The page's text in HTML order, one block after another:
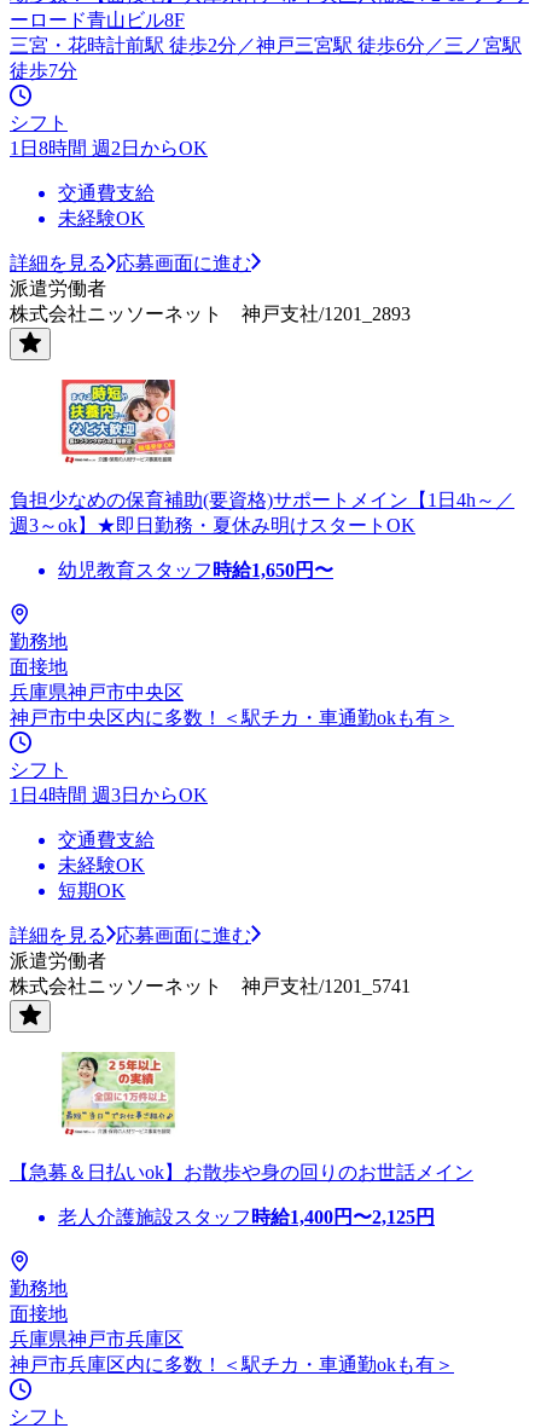
ーロード青山ビル8F
三宮・花時計前駅 徒歩2分／神戸三宮駅 徒歩6分／三ノ宮駅
徒歩7分
シフト
1日8時間 週2日からOK
交通費支給
未経験OK
詳細を見る
応募画面に進む
派遣労働者
株式会社ニッソーネット 神戸支社/1201_2893
負担少なめの保育補助(要資格)サポートメイン【1日4h～／
週3～ok】★即日勤務・夏休み明けスタートOK
幼児教育スタッフ 時給1,650円〜
勤務地
面接地
兵庫県神戸市中央区
神戸市中央区内に多数！＜駅チカ・車通勤okも有＞
シフト
1日4時間 週3日からOK
交通費支給
未経験OK
短期OK
詳細を見る
応募画面に進む
派遣労働者
株式会社ニッソーネット 神戸支社/1201_5741
【急募＆日払いok】お散歩や身の回りのお世話メイン
老人介護施設スタッフ 時給1,400円〜2,125円
勤務地
面接地
兵庫県神戸市兵庫区
神戸市兵庫区内に多数！＜駅チカ・車通勤okも有＞
シフト